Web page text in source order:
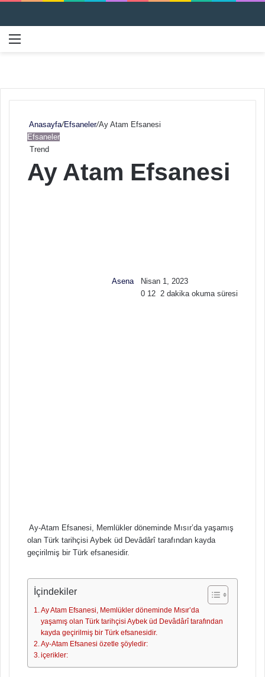
Anasayfa/Efsaneler/Ay Atam Efsanesi
Efsaneler
Trend
Ay Atam Efsanesi
Asena
o
n
o
s
Nisan 1, 2023
0 12 2 dakika okuma süresi
Ay-Atam Efsanesi, Memlükler döneminde Mısır’da yaşamış
olan Türk tarihçisi Aybek üd Devâdârî tarafından kayda
geçirilmiş bir Türk efsanesidir.
İçindekiler
Ay Atam Efsanesi, Memlükler döneminde Mısır’da
yaşamış olan Türk tarihçisi Aybek üd Devâdârî tarafından
kayda geçirilmiş bir Türk efsanesidir.
Ay-Atam Efsanesi özetle şöyledir:
içerikler: